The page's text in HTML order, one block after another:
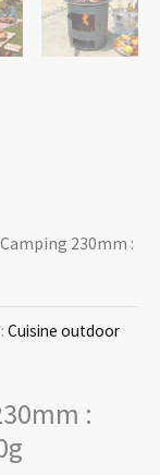
230mm :
Cuisine outdoor
: